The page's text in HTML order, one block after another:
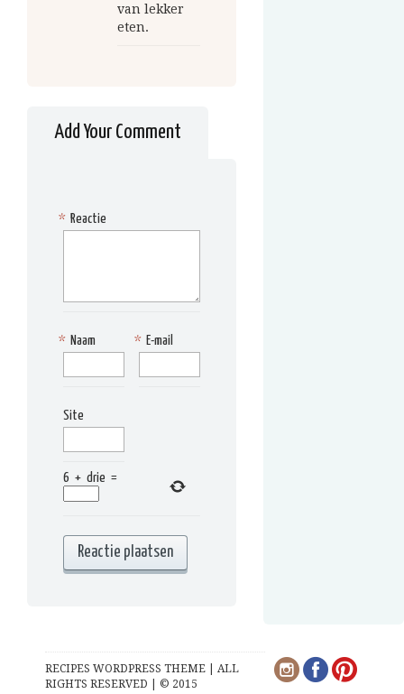
van lekker
eten.
Add Your Comment
Reactie
*
Naam
* E-mail
*
Site
6 + drie =
RECIPES WORDPRESS THEME | ALL
RIGHTS RESERVED | © 2015